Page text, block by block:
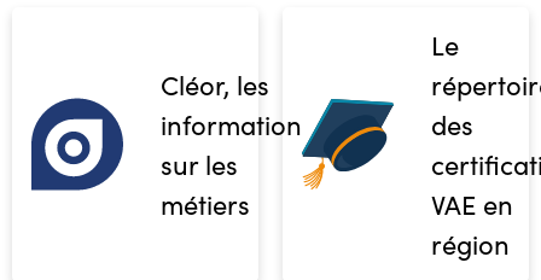
Cléor, les
informations
sur les
métiers
Le
des
VAE en
région